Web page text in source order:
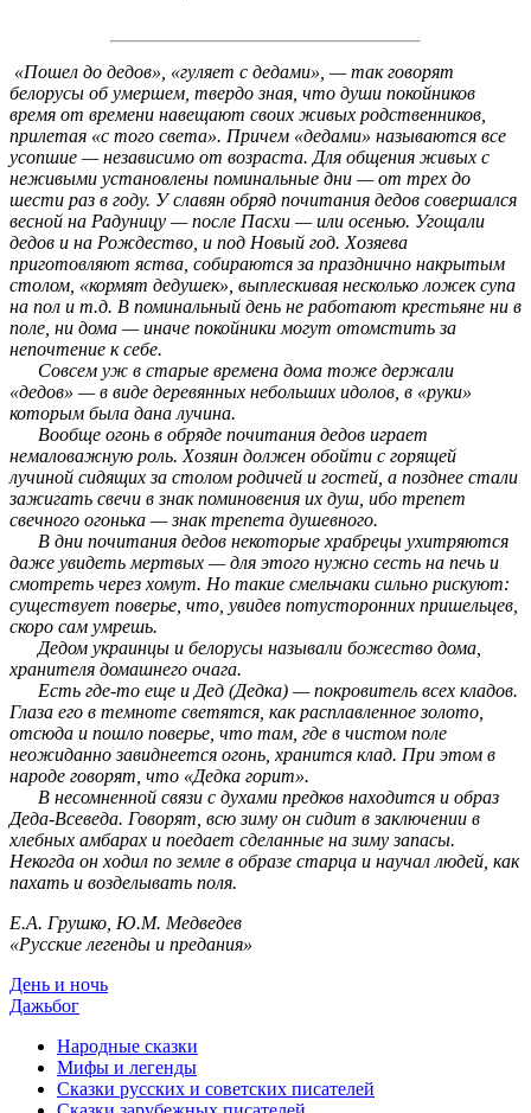
«Пошел до дедов», «гуляет с дедами», — так говорят
белорусы об умершем, твердо зная, что души покойников
время от времени навещают своих живых родственников,
прилетая «с того света». Причем «дедами» называются все
усопшие — независимо от возраста. Для общения живых с
неживыми установлены поминальные дни — от трех до
шести раз в году. У славян обряд почитания дедов совершался
весной на Радуницу — после Пасхи — или осенью. Угощали
дедов и на Рождество, и под Новый год. Хозяева
приготовляют яства, собираются за празднично накрытым
столом, «кормят дедушек», выплескивая несколько ложек супа
на пол и т.д. В поминальный день не работают крестьяне ни в
поле, ни дома — иначе покойники могут отомстить за
непочтение к себе.
Совсем уж в старые времена дома тоже держали
«дедов» — в виде деревянных небольших идолов, в «руки»
которым была дана лучина.
Вообще огонь в обряде почитания дедов играет
немаловажную роль. Хозяин должен обойти с горящей
лучиной сидящих за столом родичей и гостей, а позднее стали
зажигать свечи в знак поминовения их душ, ибо трепет
свечного огонька — знак трепета душевного.
В дни почитания дедов некоторые храбрецы ухитряются
даже увидеть мертвых — для этого нужно сесть на печь и
смотреть через хомут. Но такие смельчаки сильно рискуют:
существует поверье, что, увидев потусторонних пришельцев,
скоро сам умрешь.
Дедом украинцы и белорусы называли божество дома,
хранителя домашнего очага.
Есть где-то еще и Дед (Дедка) — покровитель всех кладов.
Глаза его в темноте светятся, как расплавленное золото,
отсюда и пошло поверье, что там, где в чистом поле
неожиданно завиднеется огонь, хранится клад. При этом в
народе говорят, что «Дедка горит».
В несомненной связи с духами предков находится и образ
Деда-Всеведа. Говорят, всю зиму он сидит в заключении в
хлебных амбарах и поедает сделанные на зиму запасы.
Некогда он ходил по земле в образе старца и научал людей, как
пахать и возделывать поля.
Е.А. Грушко, Ю.М. Медведев
«Русские легенды и предания»
День и ночь
Дажьбог
Народные сказки
Мифы и легенды
Сказки русских и советских писателей